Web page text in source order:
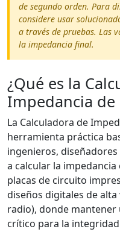
de segundo orden. Para
considere usar
a través de pruebas. Las
la impedancia final.
¿Qué es la
Impedancia de
La Calculadora de
herramienta práctica
ingenieros,
a calcular la
placas de circuito
diseños digitales de alta
radio), donde mantener
crítico para la integridad